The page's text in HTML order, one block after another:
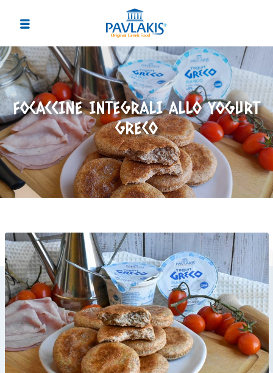
FOCACCINE INTEGRALI ALLO YOGURT
GRECO